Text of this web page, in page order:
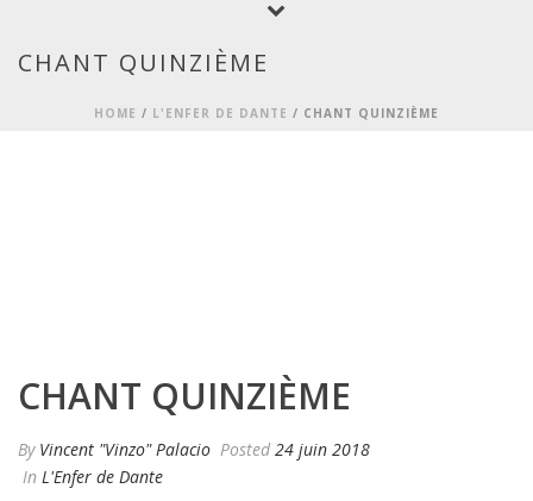
CHANT QUINZIÈME
HOME / L'ENFER DE DANTE / CHANT QUINZIÈME
CHANT QUINZIÈME
By Vincent "Vinzo" Palacio Posted 24 juin 2018
In L'Enfer de Dante